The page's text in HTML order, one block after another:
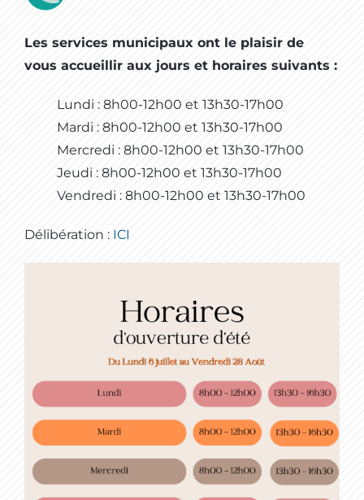
Les services municipaux ont le plaisir de
vous accueillir aux jours et horaires suivants :
Lundi : 8h00-12h00 et 13h30-17h00
Mardi : 8h00-12h00 et 13h30-17h00
Mercredi : 8h00-12h00 et 13h30-17h00
Jeudi : 8h00-12h00 et 13h30-17h00
Vendredi : 8h00-12h00 et 13h30-17h00
Délibération : ICI